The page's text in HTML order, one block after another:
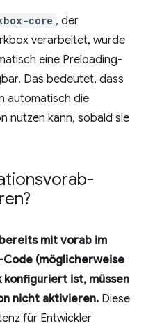
core , der
verarbeitet, wurde
eine Preloading-
Das bedeutet, dass
automatisch die
nutzen kann, sobald sie
mit vorab im
(möglicherweise
konfiguriert ist, müssen
nicht aktivieren. Diese
für Entwickler